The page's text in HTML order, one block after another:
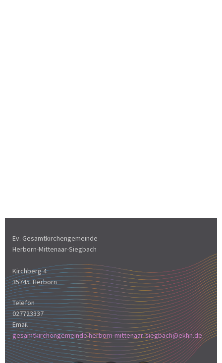
Ev. Gesamtkirchengemeinde
Herborn-Mittenaar-Siegbach
Kirchberg 4
35745 Herborn
Telefon
027723337
Email
gesamtkirchengemeinde.herborn-mittenaar-siegbach@ekhn.de